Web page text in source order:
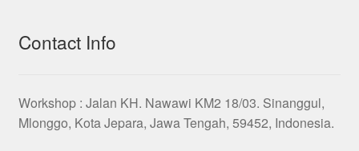
Contact Info
Workshop : Jalan KH. Nawawi KM2 18/03. Sinanggul,
Mlonggo, Kota Jepara, Jawa Tengah, 59452, Indonesia.